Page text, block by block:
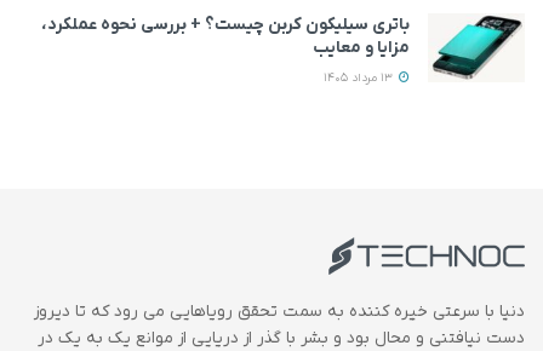
باتری سیلیکون کربن چیست؟ + بررسی نحوه عملکرد،
مزایا و معایب
دنیا با سرعتی خیره کننده به سمت تحقق رویاهایی می رود که تا دیروز
دست نیافتنی و محال بود و بشر با گذر از دریایی از موانع یک به یک در